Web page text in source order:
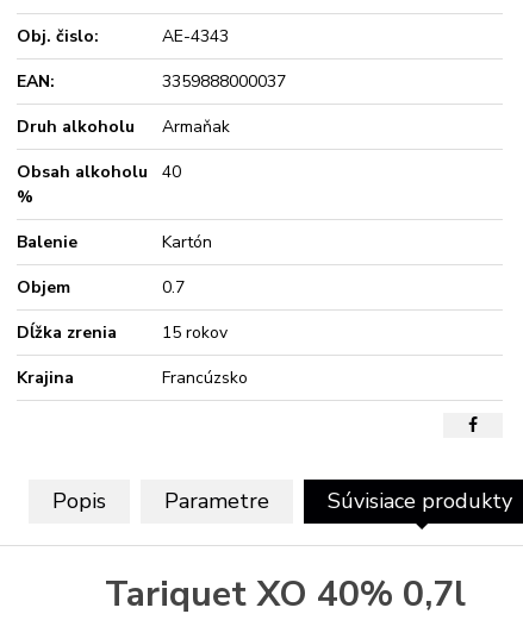
Obj. čislo:
AE-4343
EAN:
3359888000037
Druh alkoholu
Armaňak
Obsah alkoholu
%
40
Balenie
Kartón
Objem
0.7
Dĺžka zrenia
15 rokov
Krajina
Francúzsko
Popis Parametre Súvisiace produkty
Tariquet XO 40% 0,7l